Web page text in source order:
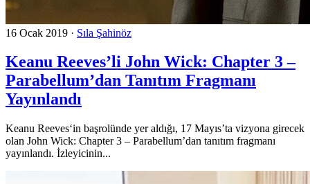
16 Ocak 2019 · Sıla Şahinöz
Keanu Reeves’li John Wick: Chapter 3 –
Parabellum’dan Tanıtım Fragmanı
Yayınlandı
Keanu Reeves‘in başrolünde yer aldığı, 17 Mayıs’ta vizyona girecek
olan John Wick: Chapter 3 – Parabellum’dan tanıtım fragmanı
yayınlandı. İzleyicinin...